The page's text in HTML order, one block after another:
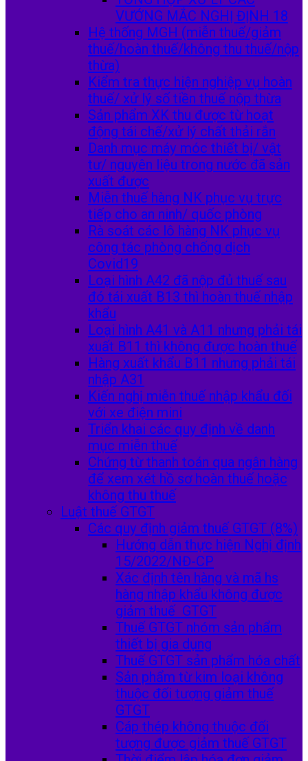
VƯỚNG MẮC NGHỊ ĐỊNH 18
Hệ thống MGH (miễn thuế/giảm
thuế/hoàn thuế/không thu thuế/nộp
thừa)
Kiểm tra thực hiện nghiệp vụ hoàn
thuế/ xử lý số tiền thuế nộp thừa
Sản phẩm XK thu được từ hoạt
động tái chế/xử lý chất thải rắn
Danh mục máy móc thiết bị/ vật
tư/ nguyên liệu trong nước đã sản
xuất được
Miễn thuế hàng NK phục vụ trực
tiếp cho an ninh/ quốc phòng
Rà soát các lô hàng NK phục vụ
công tác phòng chống dịch
Covid19
Loại hình A42 đã nộp đủ thuế sau
đó tái xuất B13 thì hoàn thuế nhập
khẩu
Loại hình A41 và A11 nhưng phải tái
xuất B11 thì không được hoàn thuế
Hàng xuất khẩu B11 nhưng phải tái
nhập A31
Kiến nghị miễn thuế nhập khẩu đối
với xe điện mini
Triển khai các quy định về danh
mục miễn thuế
Chứng từ thanh toán qua ngân hàng
để xem xét hồ sơ hoàn thuế hoặc
không thu thuế
Luật thuế GTGT
Các quy định giảm thuế GTGT (8%)
Hướng dẫn thực hiện Nghị định
15/2022/NĐ-CP
Xác định tên hàng và mã hs
hàng nhập khẩu không được
giảm thuế GTGT
Thuế GTGT nhóm sản phẩm
thiết bị gia dụng
Thuế GTGT sản phẩm hóa chất
Sản phẩm từ kim loại không
thuộc đối tượng giảm thuế
GTGT
Cáp thép không thuộc đối
tượng được giảm thuế GTGT